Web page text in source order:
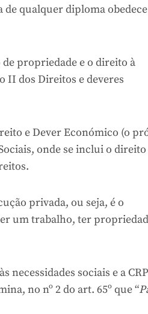
de qualquer diploma
propriedade e o direito à
II dos Direitos e deveres
e Dever Económico (o
onde se inclui o direito
privada, ou seja, é o
um trabalho, ter
necessidades sociais e a
no nº 2 do art. 65º que “